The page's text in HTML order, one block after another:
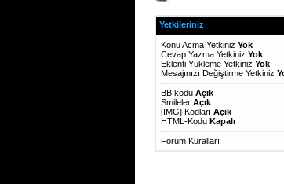
Yetkileriniz
Konu Acma Yetkiniz Yok
Cevap Yazma Yetkiniz Yok
Eklenti Yükleme Yetkiniz Yok
Mesajınızı Değiştirme Yetkiniz
BB kodu Açık
Smileler Açık
[IMG] Kodları Açık
HTML-Kodu Kapalı
Forum Kuralları